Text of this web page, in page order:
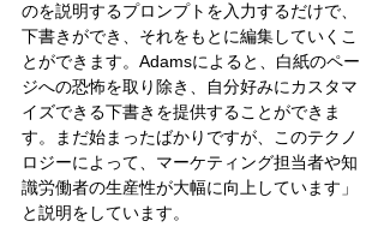
のを説明するプロンプトを入力するだけで、
下書きができ、それをもとに編集していくこ
とができます。Adamsによると、白紙のペー
ジへの恐怖を取り除き、自分好みにカスタマ
イズできる下書きを提供することができま
す。まだ始まったばかりですが、このテクノ
ロジーによって、マーケティング担当者や知
識労働者の生産性が大幅に向上しています」
と説明をしています。